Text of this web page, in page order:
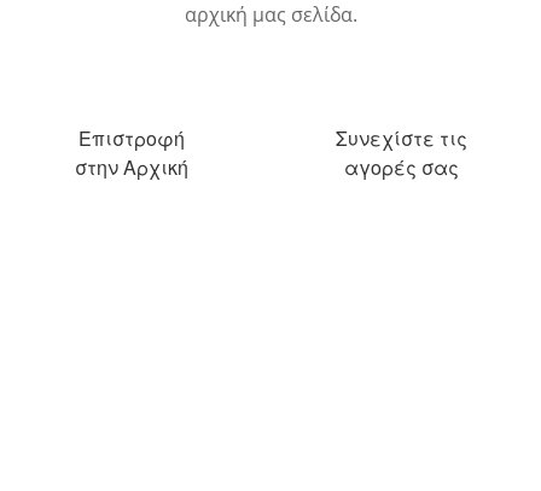
αρχική μας σελίδα.
Επιστροφή
στην Αρχική
Συνεχίστε τις
αγορές σας